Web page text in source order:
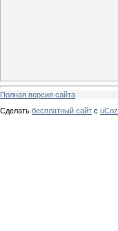
Полная версия сайта
Сделать бесплатный сайт с uCoz